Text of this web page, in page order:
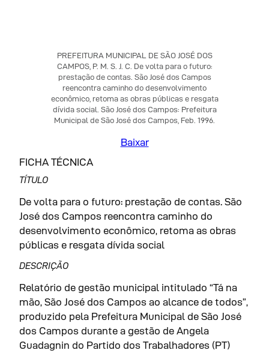
PREFEITURA MUNICIPAL DE SÃO JOSÉ DOS
CAMPOS, P. M. S. J. C. De volta para o futuro:
prestação de contas. São José dos Campos
reencontra caminho do desenvolvimento
econômico, retoma as obras públicas e resgata
dívida social. São José dos Campos: Prefeitura
Municipal de São José dos Campos, Feb. 1996.
Baixar
FICHA TÉCNICA
TÍTULO
De volta para o futuro: prestação de contas. São
José dos Campos reencontra caminho do
desenvolvimento econômico, retoma as obras
públicas e resgata dívida social
DESCRIÇÃO
Relatório de gestão municipal intitulado “Tá na
mão, São José dos Campos ao alcance de todos”,
produzido pela Prefeitura Municipal de São José
dos Campos durante a gestão de Angela
Guadagnin do Partido dos Trabalhadores (PT)